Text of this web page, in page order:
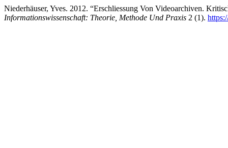
Niederhäuser, Yves. 2012. “Erschliessung Von Videoarchiven.
Informationswissenschaft: Theorie, Methode Und Praxis 2 (1).